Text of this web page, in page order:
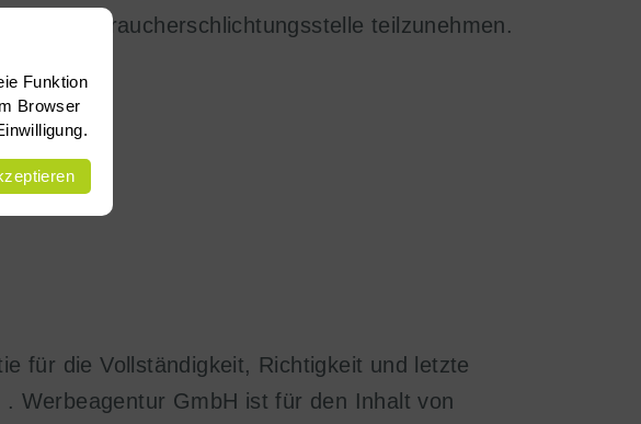
Funktion
Browser
Verbraucherschlichtungsstelle teilzunehmen.
für die Vollständigkeit, Richtigkeit und letzte
Werbeagentur GmbH ist für den Inhalt von